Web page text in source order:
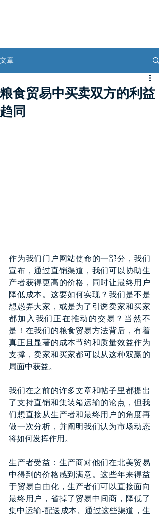
文章
粮食贸易中买卖双方的利益
趋同
作为我们门户网站使命的一部分，我们
宣布，通过直销渠道，我们可以协助生
产者获得更高的价格，同时让最终用户
降低成本。这要如何实现？我们是不是
想愚弄大家，或是为了引诱卖家和买家
都加入我们正在推动的交易？当然不
是！在我们的粮食贸易方法背后，有着
真正且显著的成本节约和质量效益作为
支撑，卖家和买家都可以从这种双赢的
局面中获益。
我们在之前的许多文章和帖子里都提出
了支持直销和集装箱运输的论点，但我
们想直接从生产者和最终用户的角度再
做一次分析，并阐明我们认为市场动态
将如何发挥作用。
生产者受益： 生产商对他们在北美贸易
中得到的价格感到满意。这些年来得益
于贸易自由化，生产者们可以直接面向
最终用户，省掉了贸易中间商，降低了
集中运输-配送成本。通过这些渠道，生